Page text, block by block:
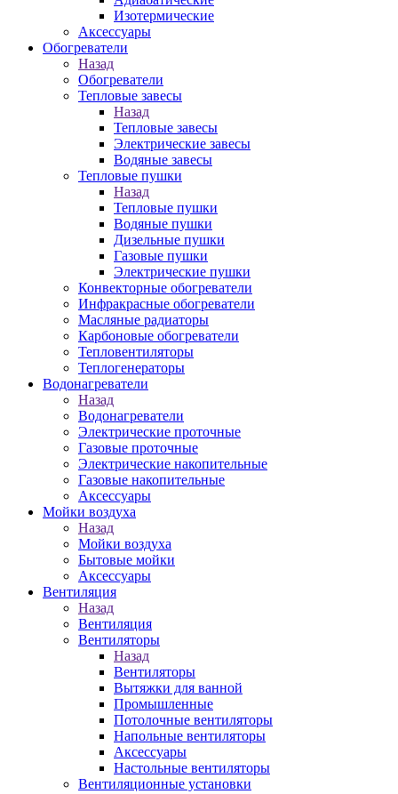
Изотермические
Аксессуары
Обогреватели
Назад
Обогреватели
Тепловые завесы
Назад
Тепловые завесы
Электрические завесы
Водяные завесы
Тепловые пушки
Назад
Тепловые пушки
Водяные пушки
Дизельные пушки
Газовые пушки
Электрические пушки
Конвекторные обогреватели
Инфракрасные обогреватели
Масляные радиаторы
Карбоновые обогреватели
Тепловентиляторы
Теплогенераторы
Водонагреватели
Назад
Водонагреватели
Электрические проточные
Газовые проточные
Электрические накопительные
Газовые накопительные
Аксессуары
Мойки воздуха
Назад
Мойки воздуха
Бытовые мойки
Аксессуары
Вентиляция
Назад
Вентиляция
Вентиляторы
Назад
Вентиляторы
Вытяжки для ванной
Промышленные
Потолочные вентиляторы
Напольные вентиляторы
Аксессуары
Настольные вентиляторы
Вентиляционные установки